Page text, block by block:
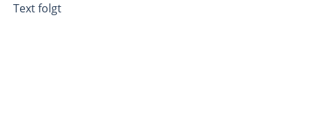
Text folgt